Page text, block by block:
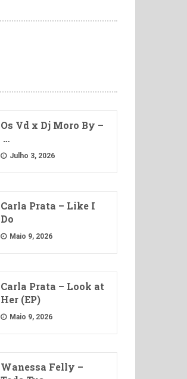
Os Vd x Dj Moro By –
…
Julho 3, 2026
Carla Prata – Like I
Do
Maio 9, 2026
Carla Prata – Look at
Her (EP)
Maio 9, 2026
Wanessa Felly –